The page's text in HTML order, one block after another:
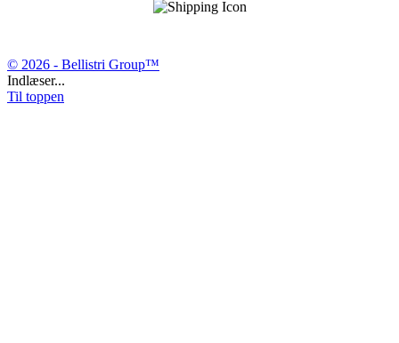
© 2026 - Bellistri Group™
Indlæser...
Til toppen